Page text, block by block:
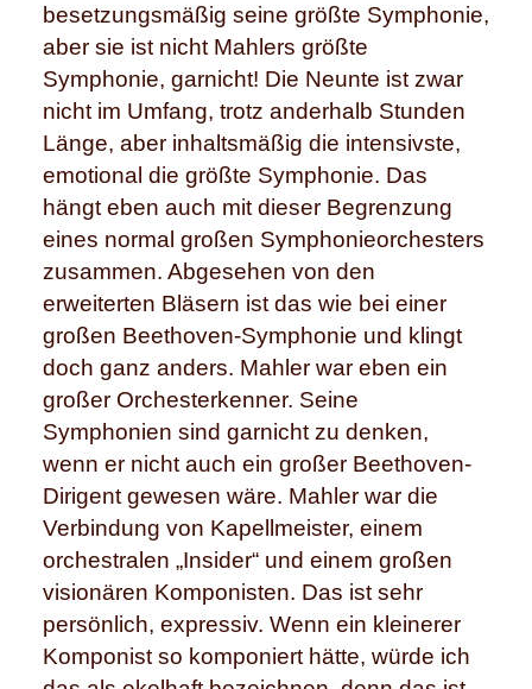
besetzungsmäßig seine größte Symphonie,
aber sie ist nicht Mahlers größte
Symphonie, garnicht! Die Neunte ist zwar
nicht im Umfang, trotz anderhalb Stunden
Länge, aber inhaltsmäßig die intensivste,
emotional die größte Symphonie. Das
hängt eben auch mit dieser Begrenzung
eines normal großen Symphonieorchesters
zusammen. Abgesehen von den
erweiterten Bläsern ist das wie bei einer
großen Beethoven-Symphonie und klingt
doch ganz anders. Mahler war eben ein
großer Orchesterkenner. Seine
Symphonien sind garnicht zu denken,
wenn er nicht auch ein großer Beethoven-
Dirigent gewesen wäre. Mahler war die
Verbindung von Kapellmeister, einem
orchestralen „Insider“ und einem großen
visionären Komponisten. Das ist sehr
persönlich, expressiv. Wenn ein kleinerer
Komponist so komponiert hätte, würde ich